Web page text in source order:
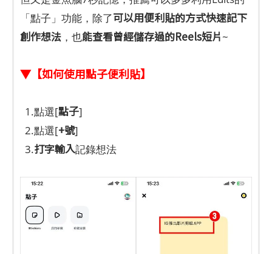
「點子」功能，除了可以用便利貼的方式快速記下
創作想法 ，也能查看曾經儲存過的Reels短片~
▼【如何使用點子便利貼】
1.點選[點子]
2.點選[+號]
3.打字輸入記錄想法